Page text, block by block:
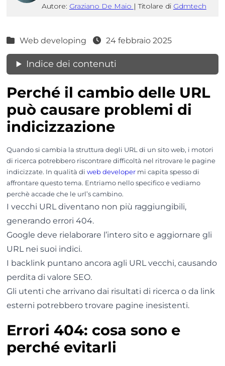
Autore: Graziano De Maio | Titolare di Gdmtech
Web developing 24 febbraio 2025
Indice dei contenuti
Perché il cambio delle URL
può causare problemi di
indicizzazione
Quando si cambia la struttura degli URL di un sito web, i motori
di ricerca potrebbero riscontrare difficoltà nel ritrovare le pagine
indicizzate. In qualità di web developermi capita spesso di
affrontare questo tema. Entriamo nello specifico e vediamo
perchè accade che le url’s cambino.
I vecchi URL diventano non più raggiungibili,
generando errori 404.
Google deve rielaborare l’intero sito e aggiornare gli
URL nei suoi indici.
I backlink puntano ancora agli URL vecchi, causando
perdita di valore SEO.
Gli utenti che arrivano dai risultati di ricerca o da link
esterni potrebbero trovare pagine inesistenti.
Errori 404: cosa sono e
perché evitarli